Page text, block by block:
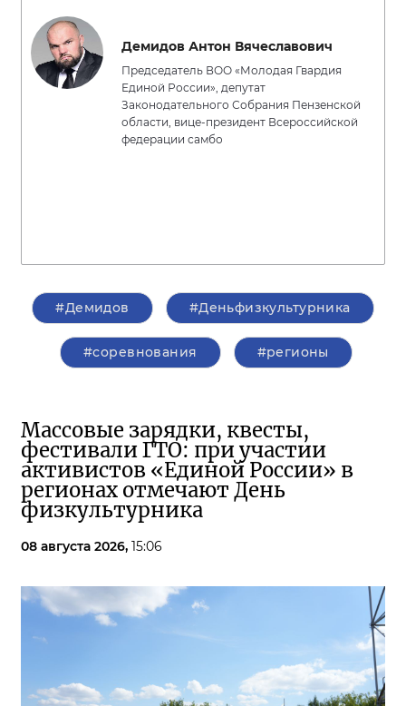
Демидов Антон Вячеславович
Председатель ВОО «Молодая Гвардия
Единой России», депутат
Законодательного Собрания Пензенской
области, вице-президент Всероссийской
федерации самбо
#Демидов #Деньфизкультурника
#соревнования #регионы
Массовые зарядки, квесты,
фестивали ГТО: при участии
активистов «Единой России» в
регионах отмечают День
физкультурника
08 августа 2026, 15:06